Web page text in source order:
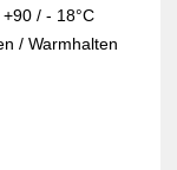
/ - 18°C 
/ Warmhalten